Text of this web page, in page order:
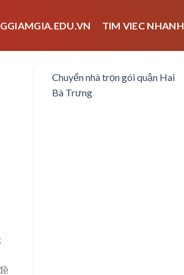
TIM VIEC NHANH
Chuyển nhà trọn gói quận Hai
Bà Trưng